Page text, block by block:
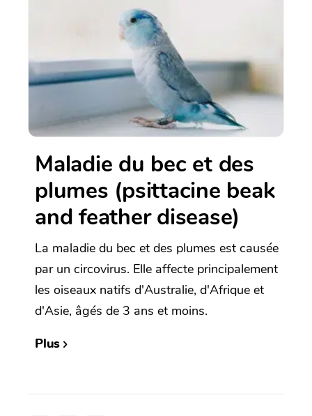
Maladie du bec et des
plumes (psittacine beak
and feather disease)
La maladie du bec et des plumes est causée
par un circovirus. Elle affecte principalement
les oiseaux natifs d'Australie, d'Afrique et
d'Asie, âgés de 3 ans et moins.
Plus